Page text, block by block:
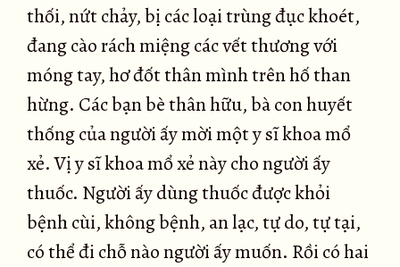
thối, nứt chảy, bị các loại trùng đục khoét,
đang cào rách miệng các vết thương với
móng tay, hơ đốt thân mình trên hố than
hừng. Các bạn bè thân hữu, bà con huyết
thống của người ấy mời một y sĩ khoa mổ
xẻ. Vị y sĩ khoa mổ xẻ này cho người ấy
thuốc. Người ấy dùng thuốc được khỏi
bệnh cùi, không bệnh, an lạc, tự do, tự tại,
có thể đi chỗ nào người ấy muốn. Rồi có hai